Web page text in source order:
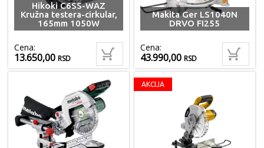
Hikoki C6SS-WAZ
Kružna testera-cirkular,
165mm 1050W
Cena:
13.650,00RSD
Makita Ger LS1040N
DRVO FI255
Cena:
43.990,00RSD
AKCIJA